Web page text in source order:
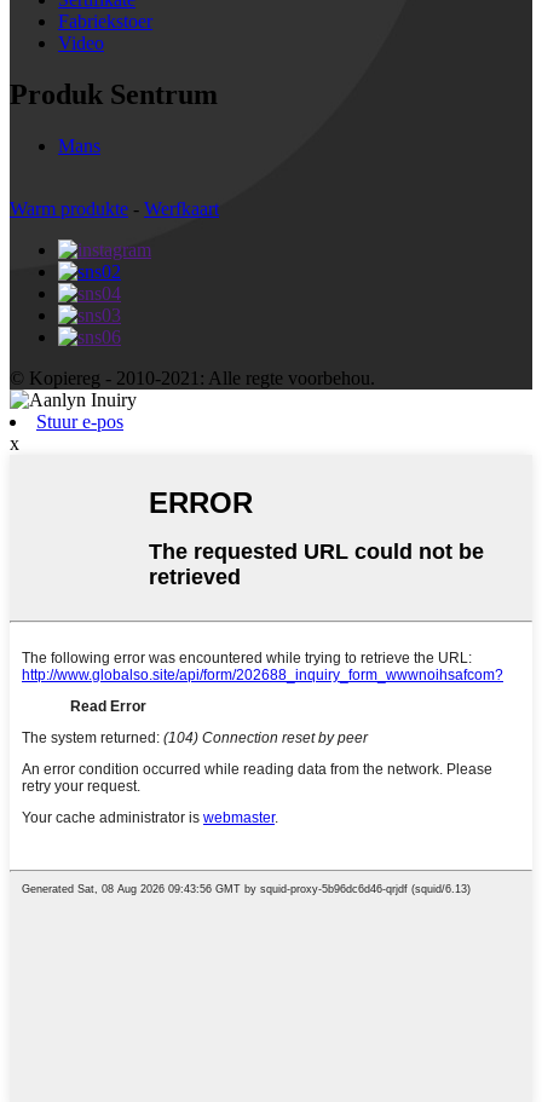
Fabriekstoer
Video
Produk Sentrum
Mans
Warm produkte - Werfkaart
© Kopiereg - 2010-2021: Alle regte voorbehou.
Stuur e-pos
x